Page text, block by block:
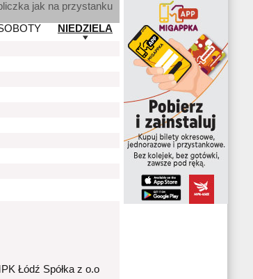
jak na przystanku
NIEDZIELA
Łódź Spółka z o.o